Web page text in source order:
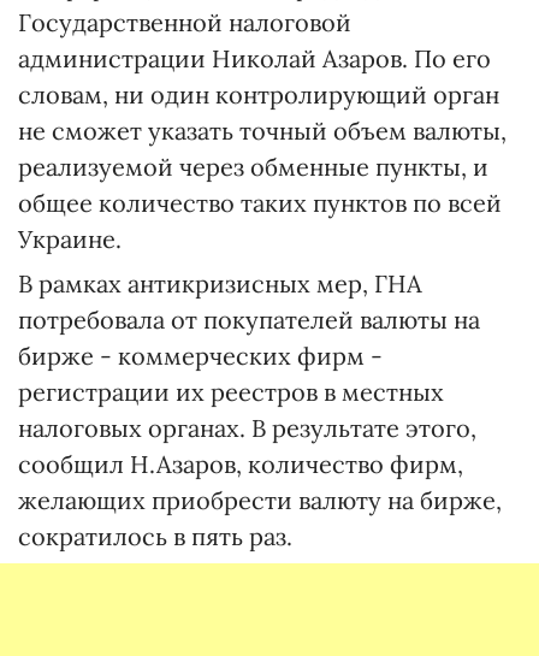
Государственной налоговой
администрации Николай Азаров. По его
словам, ни один контролирующий орган
не сможет указать точный объем валюты,
реализуемой через обменные пункты, и
общее количество таких пунктов по всей
Украине.
В рамках антикризисных мер, ГНА
потребовала от покупателей валюты на
бирже - коммерческих фирм -
регистрации их реестров в местных
налоговых органах. В результате этого,
сообщил Н.Азаров, количество фирм,
желающих приобрести валюту на бирже,
сократилось в пять раз.